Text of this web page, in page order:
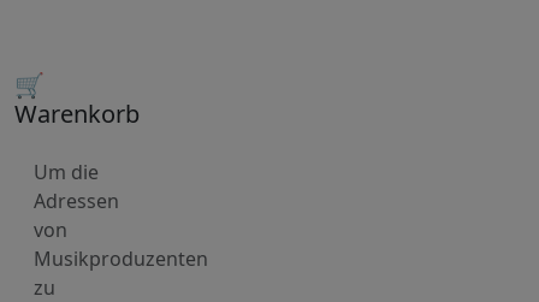
🛒
Warenkorb
Um die
Adressen
von
Musikproduzenten
zu